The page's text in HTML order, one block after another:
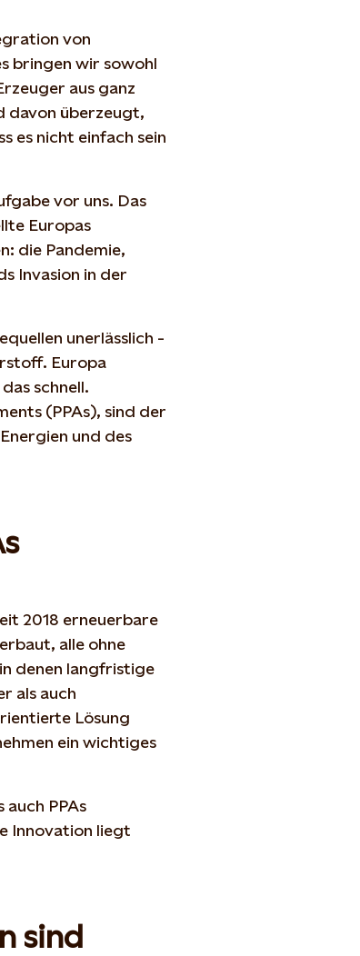
von
bringen wir sowohl
aus ganz
davon überzeugt,
es nicht einfach sein
vor uns. Das
Europas
die Pandemie,
Invasion in der
unerlässlich -
Europa
schnell.
(PPAs), sind der
und des
2018 erneuerbare
alle ohne
denen langfristige
als auch
Lösung
ein wichtiges
PPAs
Innovation liegt
sind